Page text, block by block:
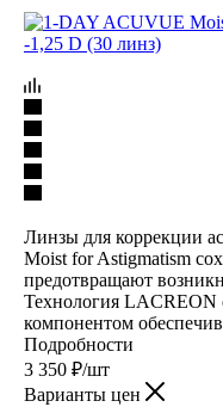
Линзы для коррекции
Moist for Astigmatism
предотвращают
Технология
компонентом
Подробности
3 350 ₽/шт
Варианты цен